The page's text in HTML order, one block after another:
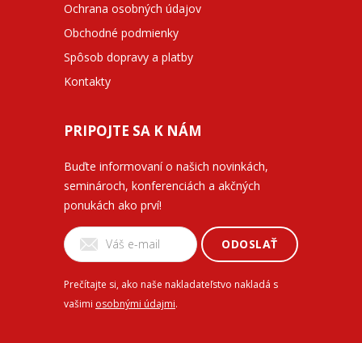
Ochrana osobných údajov
Obchodné podmienky
Spôsob dopravy a platby
Kontakty
PRIPOJTE SA K NÁM
Buďte informovaní o našich novinkách,
seminároch, konferenciách a akčných
ponukách ako prví!
ODOSLAŤ
Prečítajte si, ako naše nakladateľstvo nakladá s
vašimi osobnými údajmi.